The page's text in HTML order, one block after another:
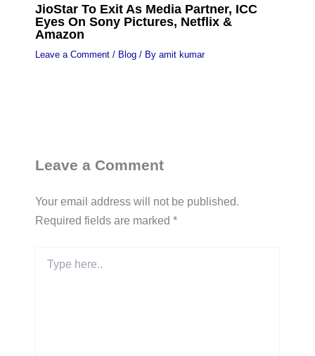
JioStar To Exit As Media Partner, ICC
Eyes On Sony Pictures, Netflix &
Amazon
Leave a Comment / Blog/ By amit kumar
Leave a Comment
Your email address will not be published.
Required fields are marked *
here..